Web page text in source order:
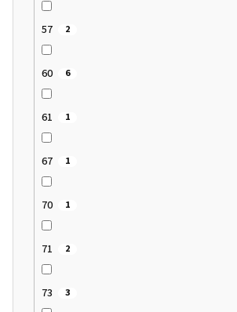
57 2
60 6
61 1
67 1
70 1
71 2
73 3